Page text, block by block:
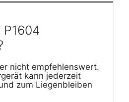
P1604
nicht empfehlenswert.
kann jederzeit
zum Liegenbleiben